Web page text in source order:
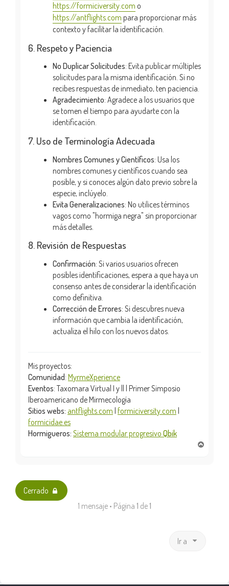
https://formiciversity.com o
https://antflights.com para proporcionar más
contexto y facilitar la identificación.
6. Respeto y Paciencia
No Duplicar Solicitudes: Evita publicar múltiples
solicitudes para la misma identificación. Si no
recibes respuestas de inmediato, ten paciencia.
Agradecimiento: Agradece a los usuarios que
se tomen el tiempo para ayudarte con la
identificación.
7. Uso de Terminología Adecuada
Nombres Comunes y Científicos: Usa los
nombres comunes y científicos cuando sea
posible, y si conoces algún dato previo sobre la
especie, inclúyelo.
Evita Generalizaciones: No utilices términos
vagos como "hormiga negra" sin proporcionar
más detalles.
8. Revisión de Respuestas
Confirmación: Si varios usuarios ofrecen
posibles identificaciones, espera a que haya un
consenso antes de considerar la identificación
como definitiva.
Corrección de Errores: Si descubres nueva
información que cambia la identificación,
actualiza el hilo con los nuevos datos.
Mis proyectos:
Comunidad: MyrmeXperience
Eventos: Taxomara Virtual I y || | Primer Simposio
Iberoamericano de Mirmecología
Sitios webs: antflights.com formiciversity.com
formicidae.es
Hormigueros: Sistema modular progresivo Qbik
Cerrado
1 mensaje • Página 1 de1
Ir a